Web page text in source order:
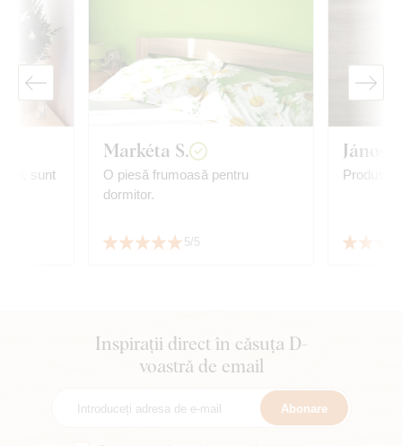
sunt
Markéta S.
O piesă frumoasă pentru
dormitor.
5/5
János
Produs
Inspirații direct în căsuța D-
voastră de email
Abonare